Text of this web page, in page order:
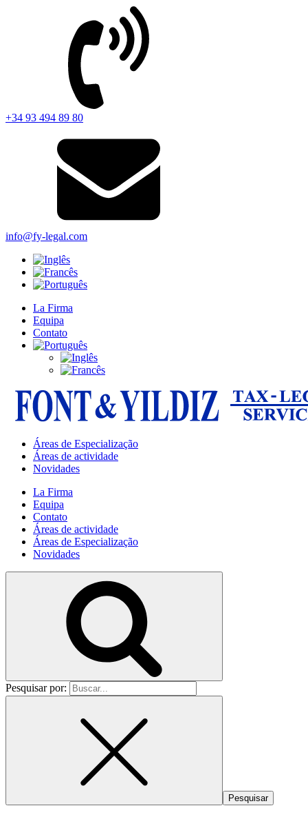
+34 93 494 89 80
info@fy-legal.com
La Firma
Equipa
Contato
Áreas de Especialização
Áreas de actividade
Novidades
La Firma
Equipa
Contato
Áreas de actividade
Áreas de Especialização
Novidades
Pesquisar por: